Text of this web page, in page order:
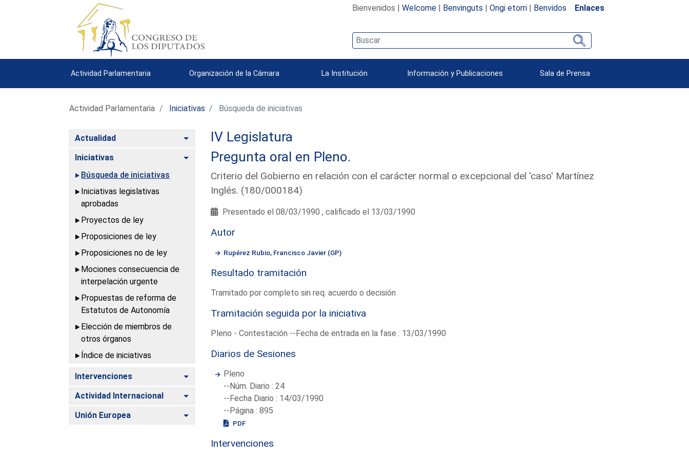
Bienvenidos | Welcome| Benvinguts | Ongi etorri| Benvidos Enlaces
Actividad Parlamentaria Organización de la Cámara La Institución Información y Publicaciones Sala de Prensa
Actividad Parlamentaria Iniciativas Búsqueda de iniciativas
Actualidad Alternar
Iniciativas
Alternar
Búsqueda de iniciativas
Iniciativas legislativas
aprobadas
Proyectos de ley
Proposiciones de ley
Proposiciones no de ley
Mociones consecuencia de
interpelación urgente
Propuestas de reforma de
Estatutos de Autonomía
Elección de miembros de
otros órganos
Índice de iniciativas
Intervenciones Alternar
Actividad Internacional Alternar
Unión Europea Alternar
IV Legislatura
Pregunta oral en Pleno.
Criterio del Gobierno en relación con el carácter normal o excepcional del 'caso' Martínez
Inglés. (180/000184)
Presentado el 08/03/1990 , calificado el 13/03/1990
Autor
Rupérez Rubio, Francisco Javier (GP)
Resultado tramitación
Tramitado por completo sin req. acuerdo o decisión
Tramitación seguida por la iniciativa
Pleno - Contestación --Fecha de entrada en la fase : 13/03/1990
Diarios de Sesiones
Pleno
--Núm. Diario : 24
--Fecha Diario : 14/03/1990
--Página : 895
PDF
Intervenciones